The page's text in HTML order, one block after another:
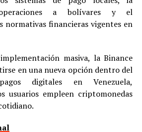
a bolívares y el
normativas financieras vigentes en
masiva, la Binance
en una nueva opción dentro del
digitales en Venezuela,
usuarios empleen criptomonedas